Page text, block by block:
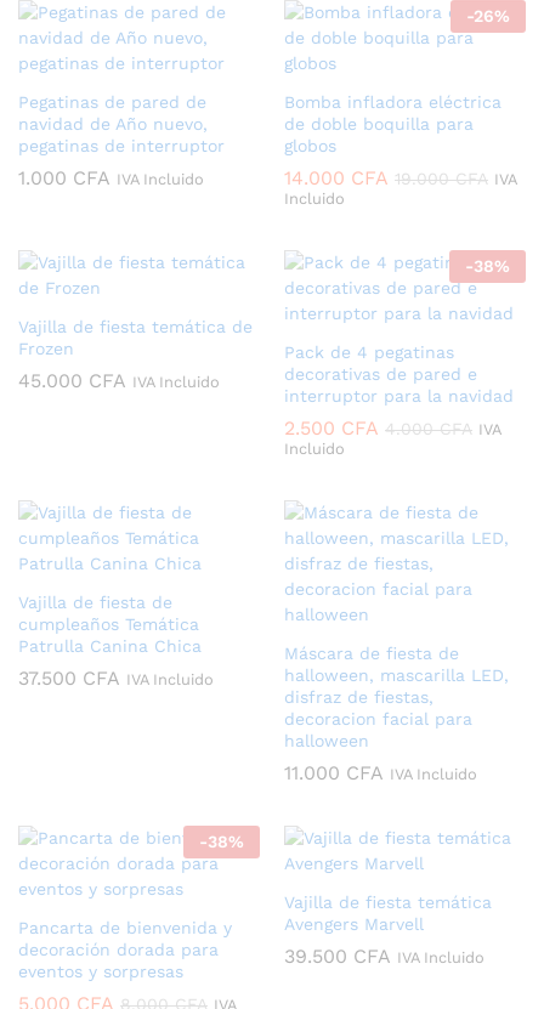
Pegatinas de pared de
navidad de Año nuevo,
pegatinas de interruptor
1.000 CFA IVA Incluido
-26%
Bomba infladora eléctrica
de doble boquilla para
globos
14.000 CFA 19.000CFA IVA
Incluido
Vajilla de fiesta temática de
Frozen
45.000 CFA IVA Incluido
-38%
Pack de 4 pegatinas
decorativas de pared e
interruptor para la navidad
2.500 CFA 4.000CFA IVA
Incluido
Vajilla de fiesta de
cumpleaños Temática
Patrulla Canina Chica
37.500 CFA IVA Incluido
Máscara de fiesta de
halloween, mascarilla LED,
disfraz de fiestas,
decoracion facial para
halloween
11.000 CFA IVA Incluido
-38%
Pancarta de bienvenida y
decoración dorada para
eventos y sorpresas
5.000 CFA 8.000CFA IVA
Vajilla de fiesta temática
Avengers Marvell
39.500 CFA IVA Incluido